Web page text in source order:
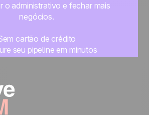
o administrativo e fechar mais
negócios.
cartão de crédito
seu pipeline em minutos